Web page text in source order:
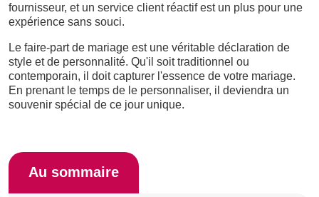
fournisseur, et un service client réactif est un plus pour une
expérience sans souci.
Le faire-part de mariage est une véritable déclaration de
style et de personnalité. Qu'il soit traditionnel ou
contemporain, il doit capturer l'essence de votre mariage.
En prenant le temps de le personnaliser, il deviendra un
souvenir spécial de ce jour unique.
Au sommaire